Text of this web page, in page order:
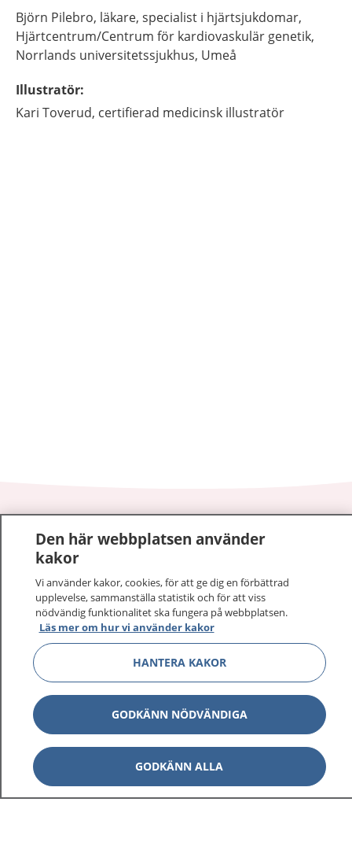
Björn Pilebro, läkare, specialist i hjärtsjukdomar,
Hjärtcentrum/Centrum för kardiovaskulär genetik,
Norrlands universitetssjukhus, Umeå
Illustratör:
Kari Toverud, certifierad medicinsk illustratör
1177–tryggt om din hälsa och vård
På 1177.se får du råd om hälsa och information om
sjukdomar och vilka mottagningar du kan kontakta.
Logga in för att läsa din journal och göra dina
vårdärenden. Ring telefonnummer 1177 för
sjukvårdsrådgivning dygnet runt.
1177 ger dig råd när du vill må bättre.
1177 på flera språk Visa
Om 1177 Visa
Den här webbplatsen använder
kakor
Vi använder kakor, cookies, för att ge dig en förbättrad
upplevelse, sammanställa statistik och för att viss
nödvändig funktionalitet ska fungera på webbplatsen.
Läs mer om hur vi använder kakor
HANTERA KAKOR
GODKÄNN NÖDVÄNDIGA
GODKÄNN ALLA